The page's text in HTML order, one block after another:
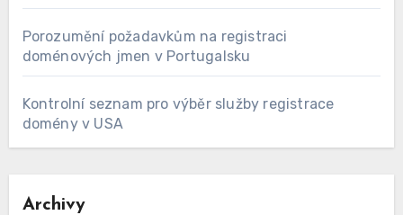
Porozumění požadavkům na registraci
doménových jmen v Portugalsku
Kontrolní seznam pro výběr služby registrace
domény v USA
Archivy